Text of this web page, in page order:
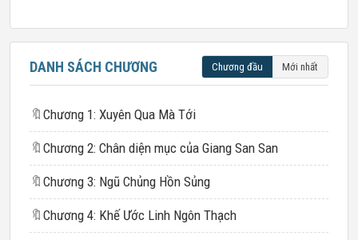
DANH SÁCH CHƯƠNG Chương đầu Mới nhất
🔖 Chương 1: Xuyên Qua Mà Tới
🔖 Chương 2: Chân diện mục của Giang San San
🔖 Chương 3: Ngũ Chủng Hồn Sủng
🔖 Chương 4: Khế Ước Linh Ngôn Thạch